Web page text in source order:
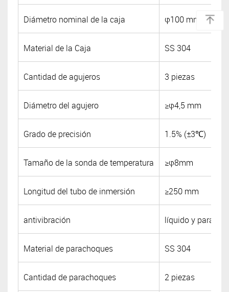
Diámetro nominal de la caja φ100 mm (DE)
Material de la Caja SS 304
Cantidad de agujeros 3 piezas
Diámetro del agujero ≥φ4,5 mm
Grado de precisión 1.5% (±3℃)
Tamaño de la sonda de temperatura ≥φ8mm
Longitud del tubo de inmersión ≥250 mm
antivibración líquido y
Material de parachoques SS 304
Cantidad de parachoques 2 piezas